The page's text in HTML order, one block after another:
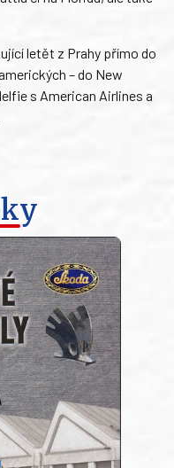
letět z Prahy přímo do
– do New
s American Airlines a